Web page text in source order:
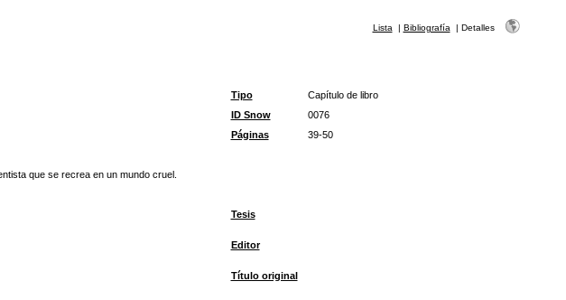
Lista | Bibliografía | Detalles
Tipo
Capítulo de libro
ID Snow
0076
Páginas
39-50
que se recrea en un mundo cruel.
Tesis
Editor
Título original